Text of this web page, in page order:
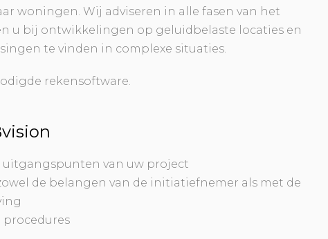
woningen. Wij adviseren in alle fasen van het
u bij ontwikkelingen op geluidbelaste locaties en
te vinden in complexe situaties.
rekensoftware.
uitgangspunten van uw project
de belangen van de initiatiefnemer als met de
procedures